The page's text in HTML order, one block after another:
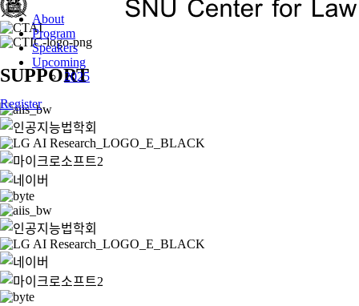
About
Program
Speakers
Upcoming
2025
Register
SUPPORT